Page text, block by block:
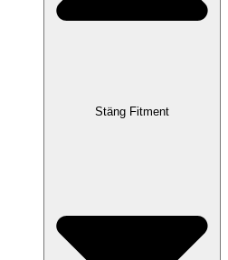
Stäng Fitment